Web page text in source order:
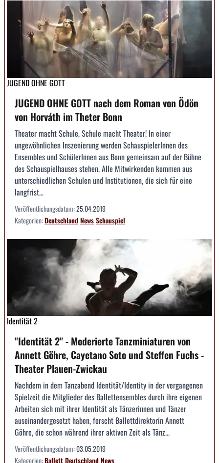
JUGEND OHNE GOTT
JUGEND OHNE GOTT nach dem Roman von Ödön
von Horváth im Theter Bonn
Theater macht Schule, Schule macht Theater! In einer
ungewöhnlichen Inszenierung werden SchauspielerInnen des
Ensembles und SchülerInnen aus Bonn gemeinsam auf der Bühne
des Schauspielhauses stehen. Alle Mitwirkenden kommen aus
unterschiedlichen Schulen und Institutionen, die sich für eine
langfrist...
Veröffentlichungsdatum:25.04.2019
Kategorien:DeutschlandNewsSchauspiel
Identität 2
"Identität 2" - Moderierte Tanzminiaturen von
Annett Göhre, Cayetano Soto und Steffen Fuchs -
Theater Plauen-Zwickau
Nachdem in dem Tanzabend Identität/Identity in der vergangenen
Spielzeit die Mitglieder des Ballettensembles durch ihre eigenen
Arbeiten sich mit ihrer Identität als Tänzerinnen und Tänzer
auseinandergesetzt haben, forscht Ballettdirektorin Annett
Göhre, die schon während ihrer aktiven Zeit als Tänz...
Veröffentlichungsdatum:03.05.2019
Kategorien:BallettDeutschlandNews